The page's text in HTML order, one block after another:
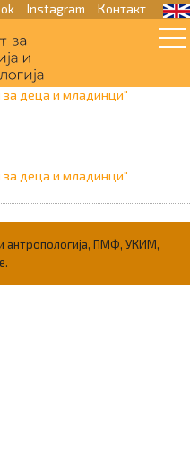
Instagram Контакт
за
за деца и младинци"
за деца и младинци"
антропологија, ПМФ, УКИМ,